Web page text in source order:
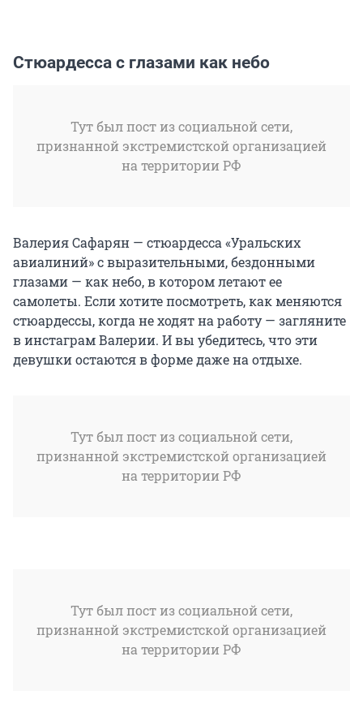
Стюардесса с глазами как небо
Тут был пост из социальной сети,
признанной экстремистской организацией
на территории РФ
Валерия Сафарян — стюардесса «Уральских
авиалиний» с выразительными, бездонными
глазами — как небо, в котором летают ее
самолеты. Если хотите посмотреть, как меняются
стюардессы, когда не ходят на работу — загляните
в инстаграм Валерии. И вы убедитесь, что эти
девушки остаются в форме даже на отдыхе.
Тут был пост из социальной сети,
признанной экстремистской организацией
на территории РФ
Тут был пост из социальной сети,
признанной экстремистской организацией
на территории РФ